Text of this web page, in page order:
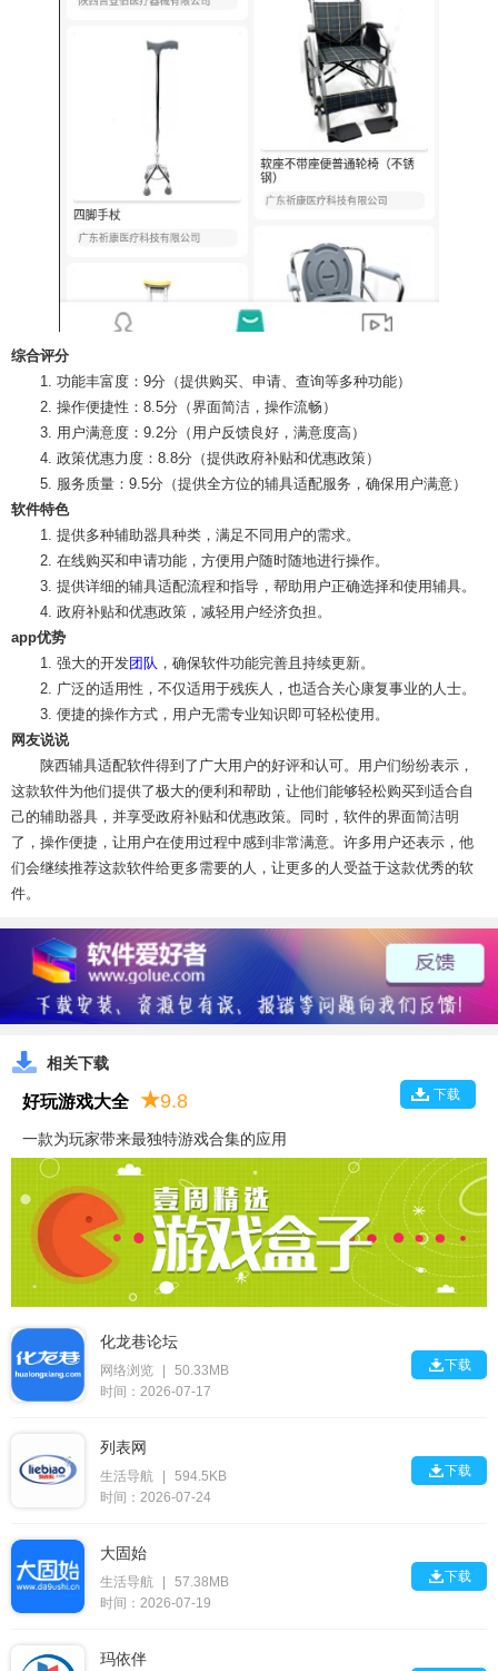
综合评分
1. 功能丰富度：9分（提供购买、申请、查询等多种功能）
2. 操作便捷性：8.5分（界面简洁，操作流畅）
3. 用户满意度：9.2分（用户反馈良好，满意度高）
4. 政策优惠力度：8.8分（提供政府补贴和优惠政策）
5. 服务质量：9.5分（提供全方位的辅具适配服务，确保用户满意）
软件特色
1. 提供多种辅助器具种类，满足不同用户的需求。
2. 在线购买和申请功能，方便用户随时随地进行操作。
3. 提供详细的辅具适配流程和指导，帮助用户正确选择和使用辅具。
4. 政府补贴和优惠政策，减轻用户经济负担。
app优势
1. 强大的开发团队 ，确保软件功能完善且持续更新。
2. 广泛的适用性，不仅适用于残疾人，也适合关心康复事业的人士。
3. 便捷的操作方式，用户无需专业知识即可轻松使用。
网友说说
陕西辅具适配软件得到了广大用户的好评和认可。用户们纷纷表示，
这款软件为他们提供了极大的便利和帮助，让他们能够轻松购买到适合自
己的辅助器具，并享受政府补贴和优惠政策。同时，软件的界面简洁明
了，操作便捷，让用户在使用过程中感到非常满意。许多用户还表示，他
们会继续推荐这款软件给更多需要的人，让更多的人受益于这款优秀的软
件。
相关下载
下载
好玩游戏大全 ★9.8
一款为玩家带来最独特游戏合集的应用
化龙巷论坛
网络浏览 |
50.33MB
时间：2026-07-17
下载
列表网
生活导航 |
594.5KB
时间：2026-07-24
下载
大固始
生活导航 |
57.38MB
时间：2026-07-19
下载
玛依伴